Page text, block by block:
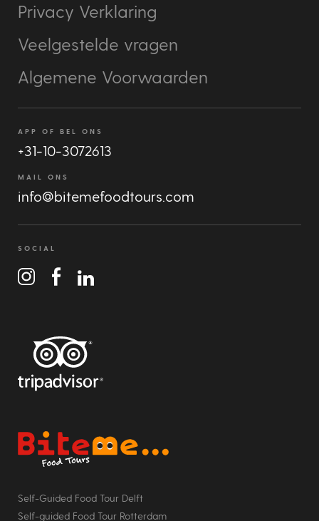
Privacy Verklaring
Veelgestelde vragen
Algemene Voorwaarden
APP OF BEL ONS
+31-10-3072613
MAIL ONS
info@bitemefoodtours.com
SOCIAL
Self-Guided Food Tour Delft
Self-guided Food Tour Rotterdam